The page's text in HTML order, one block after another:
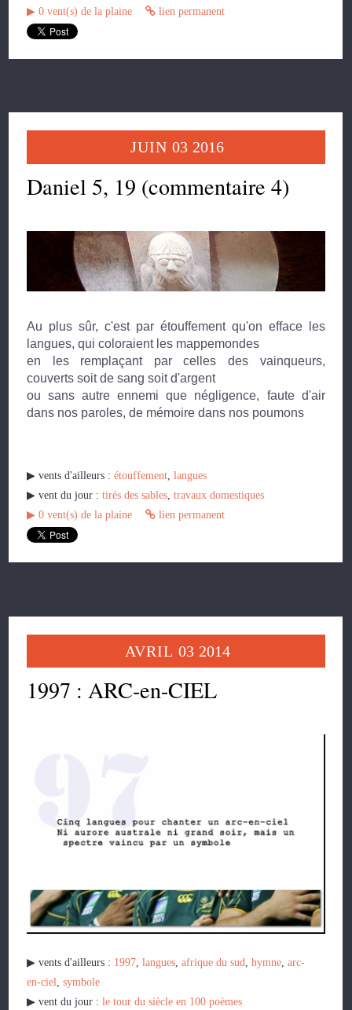
▶︎ 0 vent(s) de la plaine lien permanent
JUIN 03 2016
Daniel 5, 19 (commentaire 4)
Au plus sûr, c'est par étouffement qu'on efface les
langues, qui coloraient les mappemondes
en les remplaçant par celles des vainqueurs,
couverts soit de sang soit d'argent
ou sans autre ennemi que négligence, faute d'air
dans nos paroles, de mémoire dans nos poumons
▶︎ vents d'ailleurs :étouffement,langues
▶︎ vent du jour :tirés des sables,travaux domestiques
▶︎ 0 vent(s) de la plaine lien permanent
AVRIL 03 2014
1997 : ARC-en-CIEL
▶︎ vents d'ailleurs : 1997,langues,afrique du sud,hymne,arc-
en-ciel,symbole
▶︎ vent du jour :le tour du siècle en 100 poèmes